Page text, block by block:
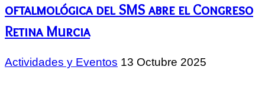
oftalmológica del SMS abre el Congreso
Retina Murcia
Actividades y Eventos 13 Octubre 2025